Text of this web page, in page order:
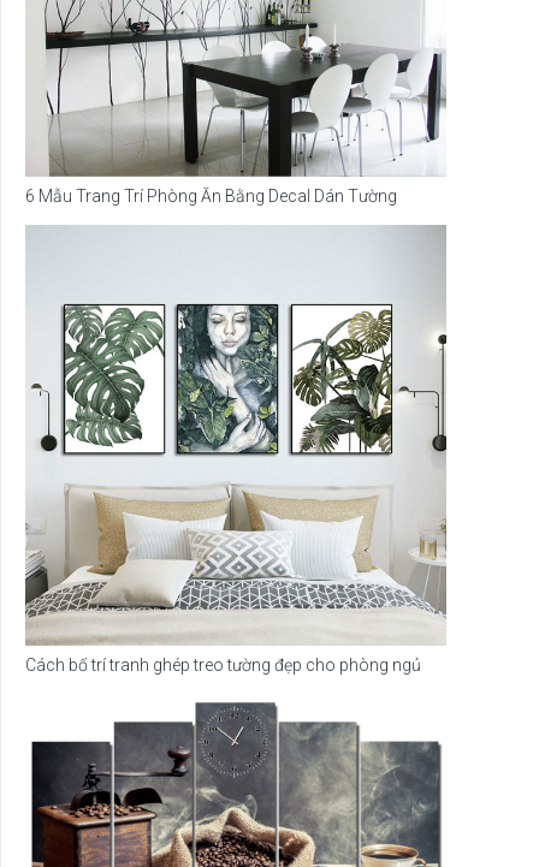
6 Mẫu Trang Trí Phòng Ăn Bằng Decal Dán Tường
Cách bố trí tranh ghép treo tường đẹp cho phòng ngủ